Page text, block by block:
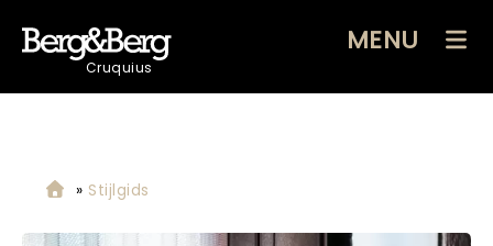
Cruquius
MENU
» Stijlgids